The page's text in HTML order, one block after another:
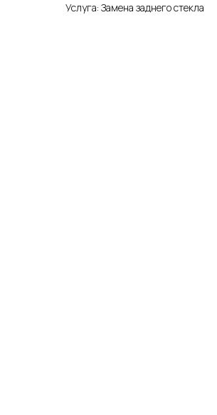
Услуга: Замена заднего стекла